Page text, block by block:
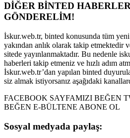
DİĞER BİNTED
GÖNDERELİM!
İskur.web.tr, binted konusunda tüm
yakından anlık olarak takip etmektedir
sitede yayınlanmaktadır. Bu nedenle
haberleri takip etmeniz ve hızlı adım
İskur.web.tr’dan yapılan binted
siz almak istiyorsanız aşağıdaki
FACEBOOK SAYFAMIZI BEĞEN
BEĞEN E-BÜLTENE ABONE OL
Sosyal medyada paylaş: